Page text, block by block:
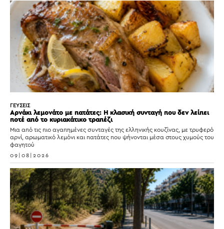
ΓΕΥΣΕΙΣ
Αρνάκι λεμονάτο με πατάτες: Η κλασική συνταγή που δεν λείπει
ποτέ από το κυριακάτικο τραπέζι
Μια από τις πιο αγαπημένες συνταγές της ελληνικής κουζίνας, με τρυφερό
αρνί, αρωματικό λεμόνι και πατάτες που ψήνονται μέσα στους χυμούς του
φαγητού
09|08|2026